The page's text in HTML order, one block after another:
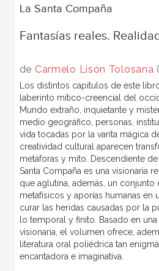
La Santa Compaña
Fantasías reales.
de Carmelo Lisón Tolosana
Los distintos capítulos de este
laberinto mítico-creencial del
Mundo extraño, inquietante y
medio geográfico, personas,
vida tocadas por la varita mágica
creatividad cultural aparecen
metáforas y mito. Descendiente
Santa Compaña es una visionaria
que aglutina, además, un conjunto
metafísicos y aporías humanas en
curar las heridas causadas por la
lo temporal y finito. Basado en
visionaria, el volumen ofrece,
literatura oral poliédrica tan
encantadora e imaginativa.